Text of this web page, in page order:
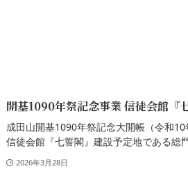
開基1090年祭記念事業 信徒会館『
成田山開基1090年祭記念大開帳（令和
信徒会館『七誓閣』建設予定地である総
2026年3月28日